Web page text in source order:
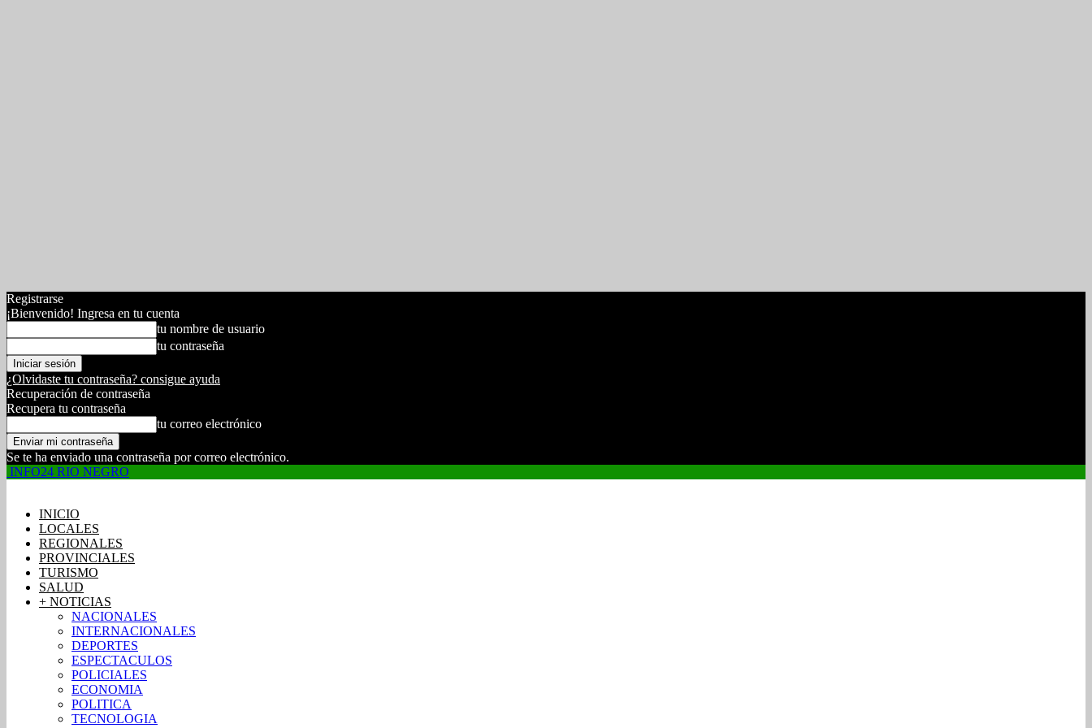
Registrarse
¡Bienvenido! Ingresa en tu cuenta
tu nombre de usuario
tu contraseña
¿Olvidaste tu contraseña? consigue ayuda
Recuperación de contraseña
Recupera tu contraseña
tu correo electrónico
Se te ha enviado una contraseña por correo electrónico.
INFO24 RIO NEGRO
INICIO
LOCALES
REGIONALES
PROVINCIALES
TURISMO
SALUD
+ NOTICIAS
NACIONALES
INTERNACIONALES
DEPORTES
ESPECTACULOS
POLICIALES
ECONOMIA
POLITICA
TECNOLOGIA